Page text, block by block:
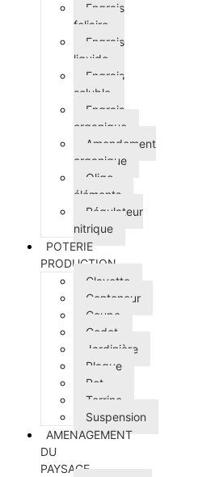
Engrais
foliaire
Engrais
liquide
Engrais
soluble
Engrais
organique
Amendement
organique
Oligo-
éléments
Régulateur
nitrique
POTERIE
PRODUCTION
Clayette
Conteneur
Coupe
Godet
Jardinière
Plaque
Pot
Terrine
Suspension
AMENAGEMENT
DU
PAYSAGE